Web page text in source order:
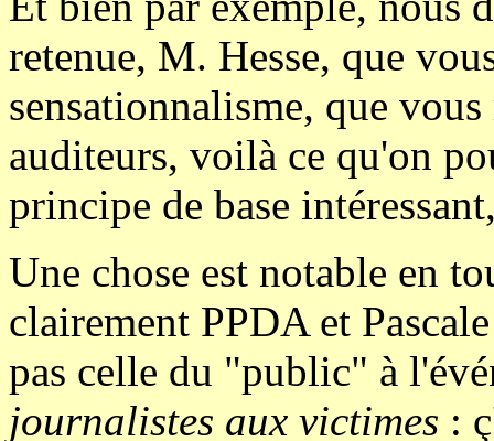
retenue, M. Hesse, que
sensationnalisme, que
auditeurs, voilà ce qu'on
principe de base
Une chose est notable en
clairement PPDA et
pas celle du "public" à
journalistes aux victimes :